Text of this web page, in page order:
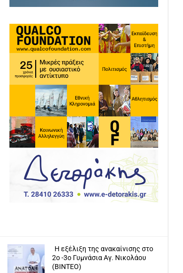
Η εξέλιξη της ανακαίνισης στο
2ο -3ο Γυμνάσια Αγ. Νικολάου
(ΒΙΝΤΕΟ)